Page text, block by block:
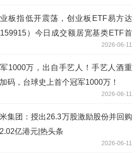
板指低开震荡，创业板ETF易方达
159915）今日成交额居宽基类ETF首
2026-06-11
1000万，出自手艺人！手艺人酒重
码，台球史上首个冠军1000万！
2026-06-11
集团：授出26.3万股激励股份并回购
亿港元|热头条
2026-06-11